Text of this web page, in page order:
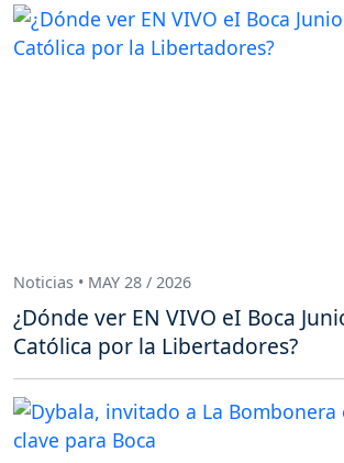
Noticias • MAY 28 / 2026
¿Dónde ver EN VIVO eI Boca
Católica por la Libertadores?